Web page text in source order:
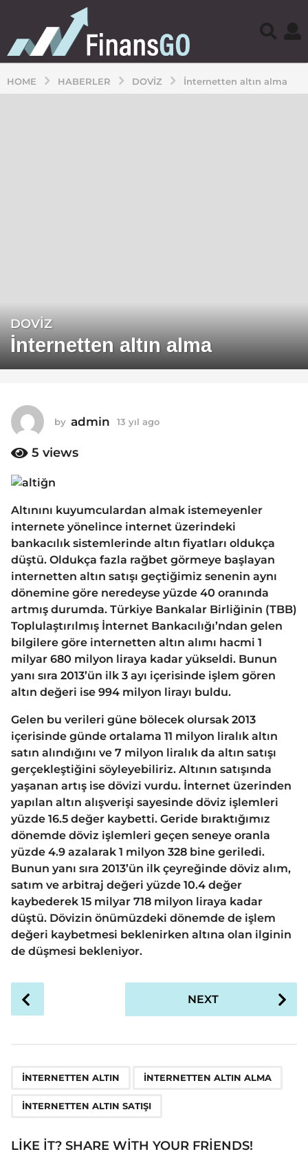
HOME HABERLER DOVIZ İnternetten altın alma
1
3
a
g
1
3
y
ı
l
a
g
o
DOVIZ
İnternetten altın alma
by admin 13 yıl ago
o
5 views
Altınını kuyumculardan almak istemeyenler
internete yönelince internet üzerindeki
bankacılık sistemlerinde altın fiyatları oldukça
düştü. Oldukça fazla rağbet görmeye başlayan
internetten altın satışı geçtiğimiz senenin aynı
dönemine göre neredeyse yüzde 40 oranında
artmış durumda. Türkiye Bankalar Birliğinin (TBB)
Toplulaştırılmış İnternet Bankacılığı’ndan gelen
bilgilere göre internetten altın alımı hacmi 1
milyar 680 milyon liraya kadar yükseldi. Bunun
yanı sıra 2013’ün ilk 3 ayı içerisinde işlem gören
altın değeri ise 994 milyon lirayı buldu.
Gelen bu verileri güne bölecek olursak 2013
içerisinde günde ortalama 11 milyon liralık altın
satın alındığını ve 7 milyon liralık da altın satışı
gerçekleştiğini söyleyebiliriz. Altının satışında
yaşanan artış ise dövizi vurdu. İnternet üzerinden
yapılan altın alışverişi sayesinde döviz işlemleri
yüzde 16.5 değer kaybetti. Geride bıraktığımız
dönemde döviz işlemleri geçen seneye oranla
yüzde 4.9 azalarak 1 milyon 328 bine geriledi.
Bunun yanı sıra 2013’ün ilk çeyreğinde döviz alım,
satım ve arbitraj değeri yüzde 10.4 değer
kaybederek 15 milyar 718 milyon liraya kadar
düştü. Dövizin önümüzdeki dönemde de işlem
değeri kaybetmesi beklenirken altına olan ilginin
de düşmesi bekleniyor.
n
NEXT
İNTERNETTEN ALTIN İNTERNETTEN ALTIN ALMA
İNTERNETTEN ALTIN SATIŞI
LIKE IT? SHARE WITH YOUR FRIENDS!